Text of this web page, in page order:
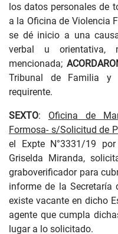
los datos personales de
a la Oficina de Violencia
se dé inicio a una
verbal u orientativa,
mencionada;
Tribunal de Familia y
requirente.
SEXTO: Oficina de
Formosa- s/Solicitud de
el Expte N°3331/19
Griselda Miranda,
graboverificador para
informe de la Secretaría
existe vacante en dicho
agente que cumpla
lugar a lo solicitado.